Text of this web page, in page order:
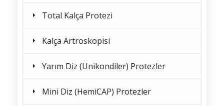
Total Kalça Protezi
Kalça Artroskopisi
Yarım Diz (Unikondiler) Protezler
Mini Diz (HemiCAP) Protezler